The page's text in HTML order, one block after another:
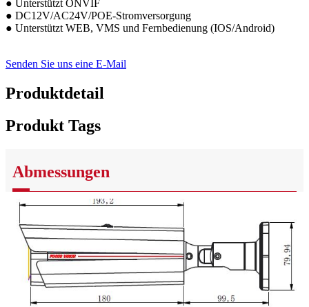
● Unterstützt ONVIF
● DC12V/AC24V/POE-Stromversorgung
● Unterstützt WEB, VMS und Fernbedienung (IOS/Android)
Senden Sie uns eine E-Mail
Produktdetail
Produkt Tags
Abmessungen